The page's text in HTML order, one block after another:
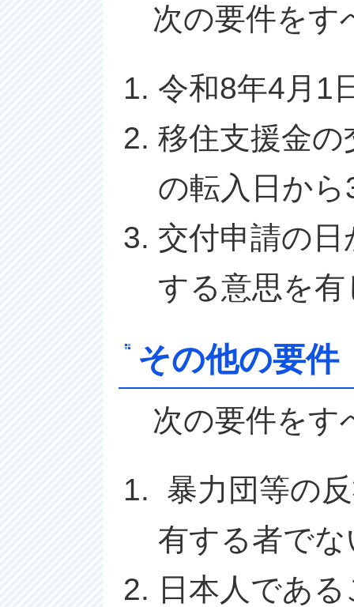
次の要件をす
令和8年4月1
移住支援金
の転入日か
交付申請の
する意思を
その他の要件
次の要件をす
暴力団等の
有する者で
日本人であ